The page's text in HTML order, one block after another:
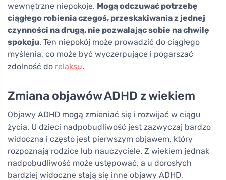
wewnętrzne niepokoje. Mogą odczuwać potrzebę
ciągłego robienia czegoś, przeskakiwania z jednej
czynności na drugą, nie pozwalając sobie na chwilę
spokoju. Ten niepokój może prowadzić do ciągłego
myślenia, co może być wyczerpujące i pogarszać
zdolność do relaksu.
Zmiana objawów ADHD z wiekiem
Objawy ADHD mogą zmieniać się i rozwijać w ciągu
życia. U dzieci nadpobudliwość jest zazwyczaj bardzo
widoczna i często jest pierwszym objawem, który
rozpoznają rodzice lub nauczyciele. Z wiekiem jednak
nadpobudliwość może ustępować, a u dorosłych
bardziej widoczne stają się inne objawy ADHD,